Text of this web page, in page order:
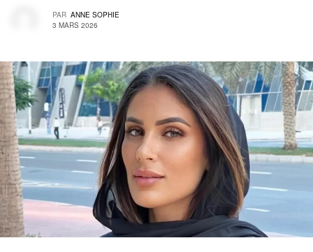
PAR ANNE SOPHIE
3 MARS 2026